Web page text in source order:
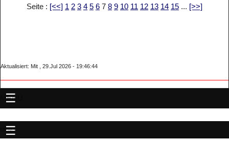
Seite : [<<] 1 2 3 4 5 6 7 8 9 10 11 12 13 14 15 ... [>>]
Aktualisiert: Mit , 29.Jul 2026 - 19:46:44
MENU
MENU